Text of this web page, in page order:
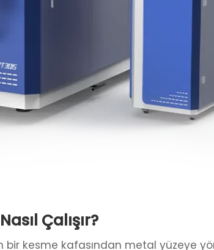
Çalışır?
bir kesme kafasından metal yüzeye